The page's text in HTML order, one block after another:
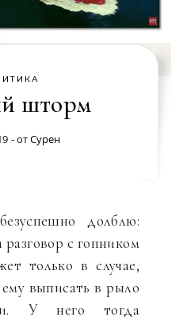
шторм
- отСурен
долблю:
с гопником
только в случае,
выписать в рыло
У него тогда